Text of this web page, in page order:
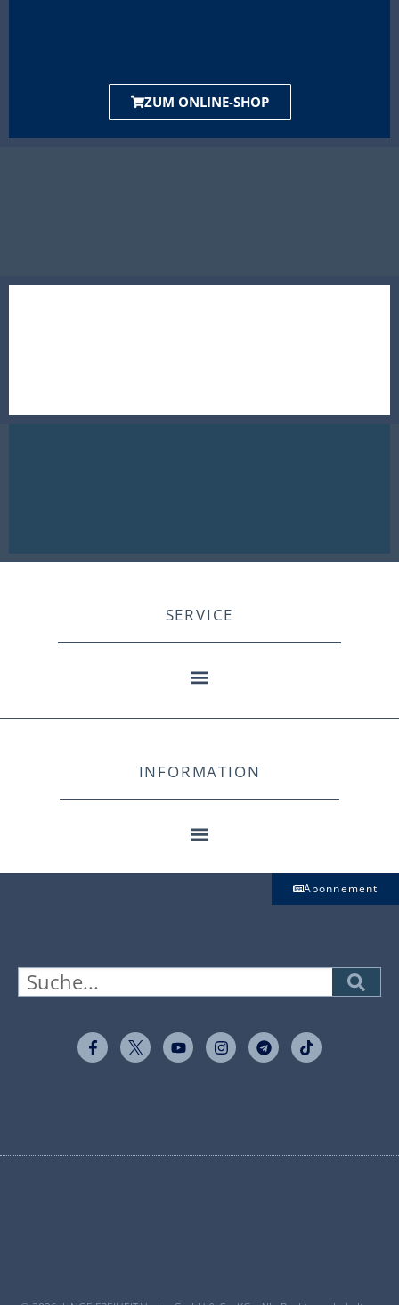
ZUM ONLINE-SHOP
SERVICE
INFORMATION
Abonnement